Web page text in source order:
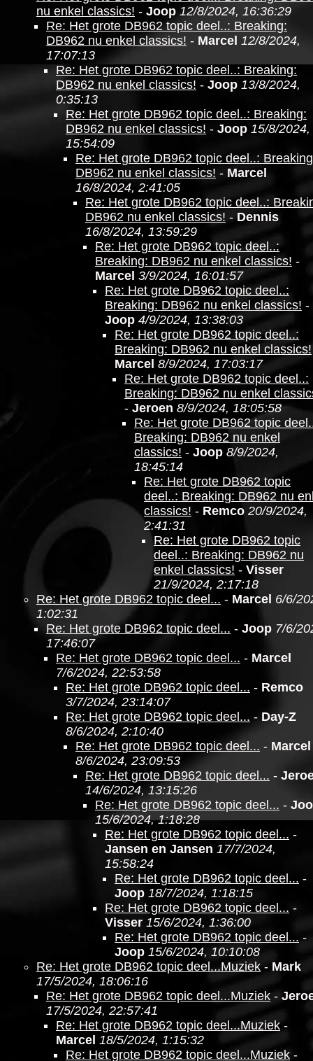
nu enkel classics! - Joop 12/8/2024, 16:36:29
Re: Het grote DB962 topic deel..: Breaking:
DB962 nu enkel classics! - Marcel 12/8/2024,
17:07:13
Re: Het grote DB962 topic deel..: Breaking:
DB962 nu enkel classics! - Joop 13/8/2024,
0:35:13
Re: Het grote DB962 topic deel..: Breaking:
DB962 nu enkel classics! - Joop 15/8/2024,
15:54:09
Re: Het grote DB962 topic deel..:
DB962 nu enkel classics! - Marcel
16/8/2024, 2:41:05
Re: Het grote DB962 topic deel..:
DB962 nu enkel classics! - Dennis
16/8/2024, 13:59:29
Re: Het grote DB962 topic deel..:
Breaking: DB962 nu enkel classics! -
Marcel 3/9/2024, 16:01:57
Re: Het grote DB962 topic deel..:
Breaking: DB962 nu enkel classics! -
Joop 4/9/2024, 13:38:03
Re: Het grote DB962 topic deel..:
Breaking: DB962 nu enkel classics!
Marcel 8/9/2024, 17:03:17
Re: Het grote DB962 topic deel..:
Breaking: DB962 nu enkel
- Jeroen 8/9/2024, 18:05:58
Re: Het grote DB962 topic
Breaking: DB962 nu enkel
classics! - Joop 8/9/2024,
18:45:14
Re: Het grote DB962 topic
deel..: Breaking: DB962 nu
classics! - Remco 20/9/2024,
2:41:31
Re: Het grote DB962 topic
deel..: Breaking: DB962 nu
enkel classics! - Visser
21/9/2024, 2:17:18
Re: Het grote DB962 topic deel... - Marcel 6/6/
1:02:31
Re: Het grote DB962 topic deel... - Joop 7/6/
17:46:07
Re: Het grote DB962 topic deel... - Marcel
7/6/2024, 22:53:58
Re: Het grote DB962 topic deel... - Remco
3/7/2024, 23:14:07
Re: Het grote DB962 topic deel... - Day-Z
8/6/2024, 2:10:40
Re: Het grote DB962 topic deel... - Marcel
8/6/2024, 23:09:53
Re: Het grote DB962 topic deel... -
14/6/2024, 13:15:26
Re: Het grote DB962 topic deel... -
15/6/2024, 1:18:28
Re: Het grote DB962 topic deel... -
Jansen en Jansen 17/7/2024,
15:58:24
Re: Het grote DB962 topic deel... -
Joop 18/7/2024, 1:18:15
Re: Het grote DB962 topic deel... -
Visser 15/6/2024, 1:36:00
Re: Het grote DB962 topic deel... -
Joop 15/6/2024, 10:10:08
Re: Het grote DB962 topic deel...Muziek - Mark
17/5/2024, 18:06:16
Re: Het grote DB962 topic deel...Muziek -
17/5/2024, 22:57:41
Re: Het grote DB962 topic deel...Muziek -
Marcel 18/5/2024, 1:15:32
Re: Het grote DB962 topic deel...Muziek -